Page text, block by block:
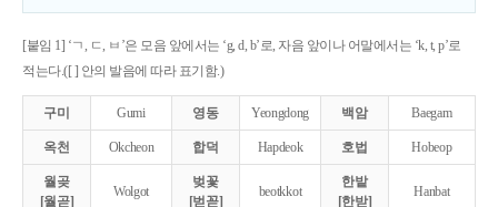
[붙임 1] ‘ㄱ, ㄷ, ㅂ’은 모음 앞에서는 ‘g, d, b’로, 자음 앞이나 어말에서는 ‘k, t, p’로
적는다.([ ] 안의 발음에 따라 표기함.)
구미 Gumi 영동 Yeongdong 백암 Baegam
옥천 Okcheon 합덕 Hapdeok 호법 Hobeop
월곶
[월곧]
Wolgot
벚꽃
[벋꼳]
beotkkot
한밭
[한받]
Hanbat